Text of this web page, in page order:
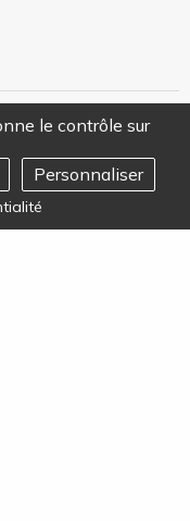
YOUTUBETWITTERLINKEDIN
le contrôle sur
Personnaliser